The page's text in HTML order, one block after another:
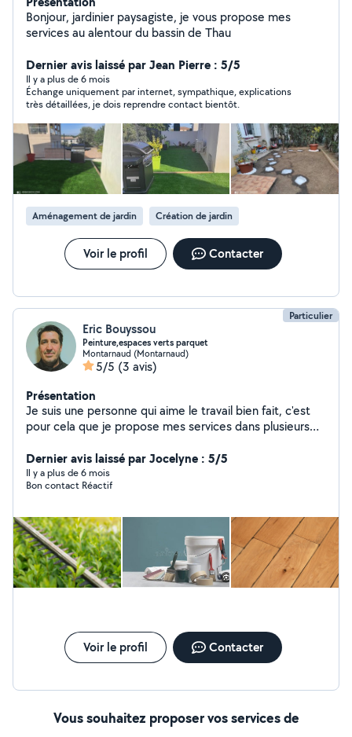
Bonjour, jardinier paysagiste, je vous propose mes
services au alentour du bassin de Thau
Dernier avis laissé par Jean Pierre : 5/5
Il y a plus de 6 mois
Échange uniquement par internet, sympathique, explications
très détaillées, je dois reprendre contact bientôt.
Aménagement de jardin Création de jardin
Voir le profil Contacter
Particulier
Eric Bouyssou
Peinture,espaces verts parquet
Montarnaud (Montarnaud)
5/5 (3 avis)
Présentation
Je suis une personne qui aime le travail bien fait, c'est
pour cela que je propose mes services dans plusieurs
Dernier avis laissé par Jocelyne : 5/5
Il y a plus de 6 mois
Bon contact Réactif
Voir le profil Contacter
Vous souhaitez proposer vos services de